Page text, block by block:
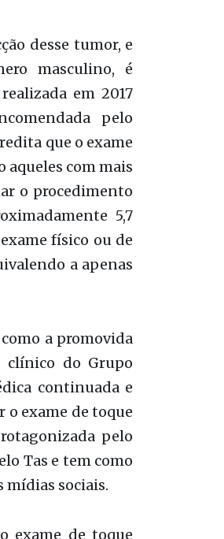
que o exame
aqueles com mais
o procedimento
5,7
físico ou de
a apenas
a promovida
do Grupo
continuada e
pelo
Tas e tem como
mídias sociais.
exame de toque
de próstata em
em média sete
saudável”, explica